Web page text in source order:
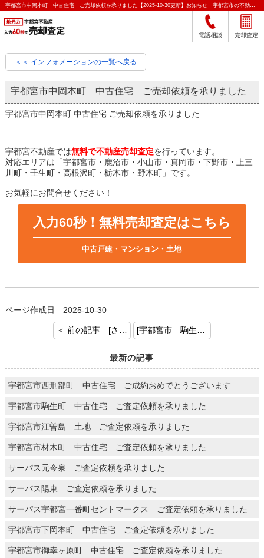
宇都宮市中岡本町 中古住宅 ご売却依頼を承りました【2025-10-30更新】お知らせ｜宇都宮市の不動産をクイック売却査定｜宇都宮不動産
電話相談 売却査定
＜＜ インフォメーションの一覧へ戻る
宇都宮市中岡本町 中古住宅 ご売却依頼を承りました
宇都宮市中岡本町 中古住宅 ご売却依頼を承りました
宇都宮不動産では無料で不動産売却査定を行っています。
対応エリアは「宇都宮市・鹿沼市・小山市・真岡市・下野市・上三
川町・壬生町・高根沢町・栃木市・野木町」です。
お気軽にお問合せください！
入力60秒！無料売却査定はこちら
中古戸建・マンション・土地
ページ作成日 2025-10-30
最新の記事
宇都宮市西刑部町 中古住宅 ご成約おめでとうございます
宇都宮市駒生町 中古住宅 ご査定依頼を承りました
宇都宮市江曽島 土地 ご査定依頼を承りました
宇都宮市材木町 中古住宅 ご査定依頼を承りました
サーパス元今泉 ご査定依頼を承りました
サーパス陽東 ご査定依頼を承りました
サーパス宇都宮一番町セントマークス ご査定依頼を承りました
宇都宮市下岡本町 中古住宅 ご査定依頼を承りました
宇都宮市御幸ヶ原町 中古住宅 ご査定依頼を承りました